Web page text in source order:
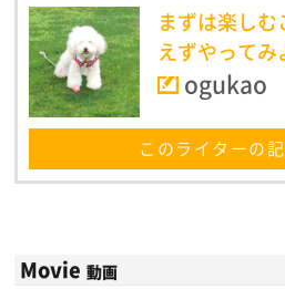
まずは楽し
えずやってみ
ogukao
このライターの
Movie 動画